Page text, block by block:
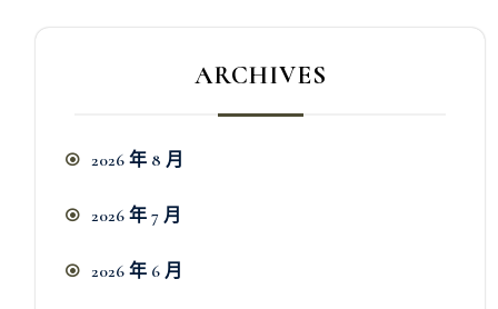
ARCHIVES
2026 年 8 月
2026 年 7 月
2026 年 6 月